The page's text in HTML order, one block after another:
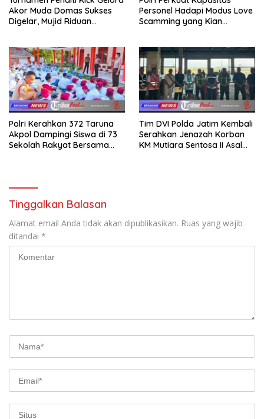
Akor Muda Domas Sukses
Digelar, Mujid Riduan
Personel Hadapi Modus Love
Scamming yang Kian
Polri Kerahkan 372 Taruna
Akpol Dampingi Siswa di 73
Sekolah Rakyat Bersama
Tim DVI Polda Jatim Kembali
Serahkan Jenazah Korban
KM Mutiara Sentosa II Asal
Tinggalkan Balasan
Alamat email Anda tidak akan dipublikasikan. Ruas yang wajib
ditandai *